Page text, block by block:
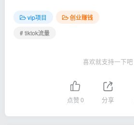
vip项目
创业赚钱
# tiktok流量
喜欢就支持一下吧
点赞0 分享